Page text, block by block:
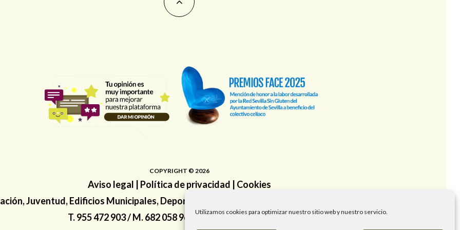
Utilizamos cookies para optimizar nuestro sitio web y nuestro servicio.
COPYRIGHT © 2026
Aviso legal Política de privacidad
Cookies
Juventud, Edificios Municipales, Deporte y Promoción de la Salud del Ayuntamiento de Sevilla
T. 955 472 903 / M. 682 058 961 / #RedSevillaSinGluten